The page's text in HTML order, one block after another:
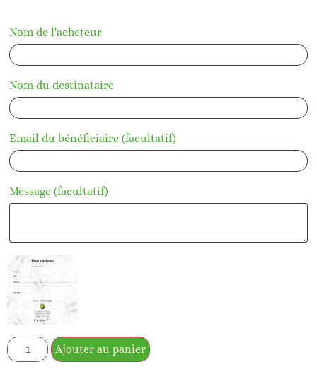
Nom de l'acheteur
Nom du destinataire
Email du bénéficiaire (facultatif)
Message (facultatif)
Ajouter au panier